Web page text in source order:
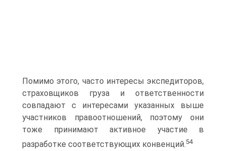
Помимо этого, часто интересы экспедиторов,
страховщиков груза и ответственности
совпадают с интересами указанных выше
участников правоотношений, поэтому они
тоже принимают активное участие в
разработке соответствующих конвенций.54